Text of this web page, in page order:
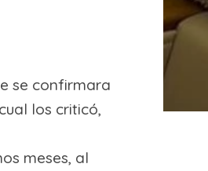
se confirmara
los criticó,
meses, al